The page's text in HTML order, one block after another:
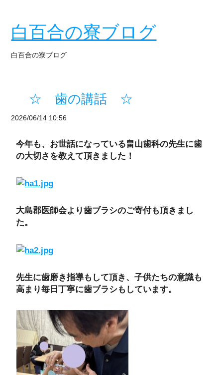
白百合の寮ブログ
白百合の寮ブログ
☆ 歯の講話 ☆
2026/06/14 10:56
今年も、お世話になっている畠山歯科の先生に歯
の大切さを教えて頂きました！
大島郡医師会より歯ブラシのご寄付も頂きまし
た。
先生に歯磨き指導もして頂き、子供たちの意識も
高まり毎日丁寧に歯ブラシもしています。